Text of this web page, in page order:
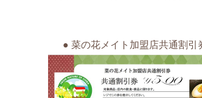
● 菜の花メイト加盟店共通割引